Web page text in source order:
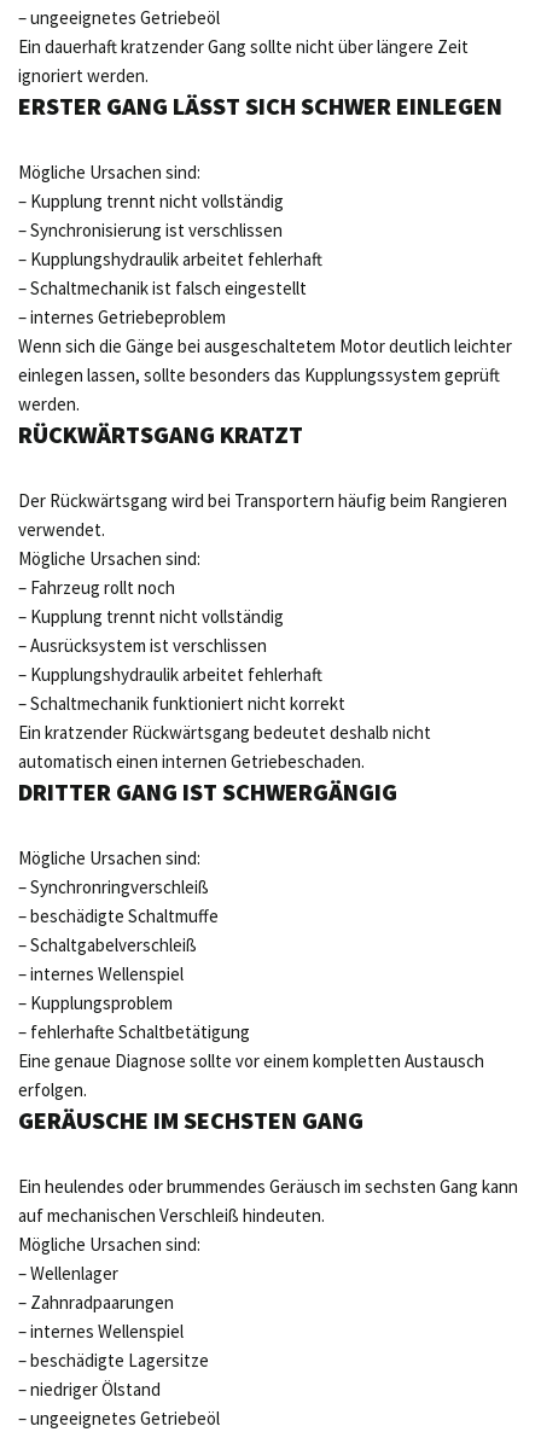
– ungeeignetes Getriebeöl
Ein dauerhaft kratzender Gang sollte nicht über längere Zeit
ignoriert werden.
ERSTER GANG LÄSST SICH SCHWER EINLEGEN
Mögliche Ursachen sind:
– Kupplung trennt nicht vollständig
– Synchronisierung ist verschlissen
– Kupplungshydraulik arbeitet fehlerhaft
– Schaltmechanik ist falsch eingestellt
– internes Getriebeproblem
Wenn sich die Gänge bei ausgeschaltetem Motor deutlich leichter
einlegen lassen, sollte besonders das Kupplungssystem geprüft
werden.
RÜCKWÄRTSGANG KRATZT
Der Rückwärtsgang wird bei Transportern häufig beim Rangieren
verwendet.
Mögliche Ursachen sind:
– Fahrzeug rollt noch
– Kupplung trennt nicht vollständig
– Ausrücksystem ist verschlissen
– Kupplungshydraulik arbeitet fehlerhaft
– Schaltmechanik funktioniert nicht korrekt
Ein kratzender Rückwärtsgang bedeutet deshalb nicht
automatisch einen internen Getriebeschaden.
DRITTER GANG IST SCHWERGÄNGIG
Mögliche Ursachen sind:
– Synchronringverschleiß
– beschädigte Schaltmuffe
– Schaltgabelverschleiß
– internes Wellenspiel
– Kupplungsproblem
– fehlerhafte Schaltbetätigung
Eine genaue Diagnose sollte vor einem kompletten Austausch
erfolgen.
GERÄUSCHE IM SECHSTEN GANG
Ein heulendes oder brummendes Geräusch im sechsten Gang kann
auf mechanischen Verschleiß hindeuten.
Mögliche Ursachen sind:
– Wellenlager
– Zahnradpaarungen
– internes Wellenspiel
– beschädigte Lagersitze
– niedriger Ölstand
– ungeeignetes Getriebeöl